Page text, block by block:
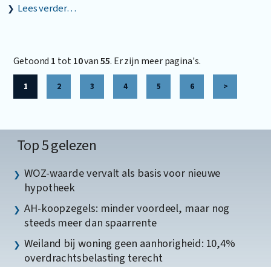
Lees verder…
Getoond 1 tot10van55. Er zijn meer pagina's.
1 2 3 4 5 6 >
Top 5 gelezen
WOZ-waarde vervalt als basis voor nieuwe
hypotheek
AH-koopzegels: minder voordeel, maar nog
steeds meer dan spaarrente
Weiland bij woning geen aanhorigheid: 10,4%
overdrachtsbelasting terecht